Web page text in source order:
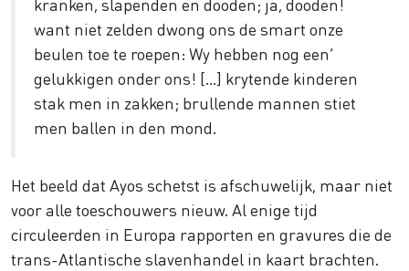
want niet zelden dwong ons de smart onze
beulen toe te roepen: Wy hebben nog een’
gelukkigen onder ons! […] krytende kinderen
stak men in zakken; brullende mannen stiet
men ballen in den mond.
Het beeld dat Ayos schetst is afschuwelijk, maar niet
voor alle toeschouwers nieuw. Al enige tijd
circuleerden in Europa rapporten en gravures die de
trans-Atlantische slavenhandel in kaart brachten.